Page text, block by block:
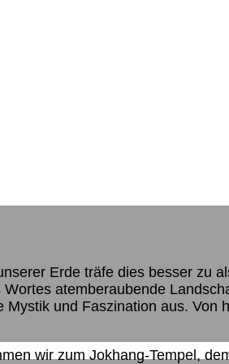
Erde träfe dies besser zu
atemberaubende
und Faszination aus. Von
wir zum Jokhang-Tempel,